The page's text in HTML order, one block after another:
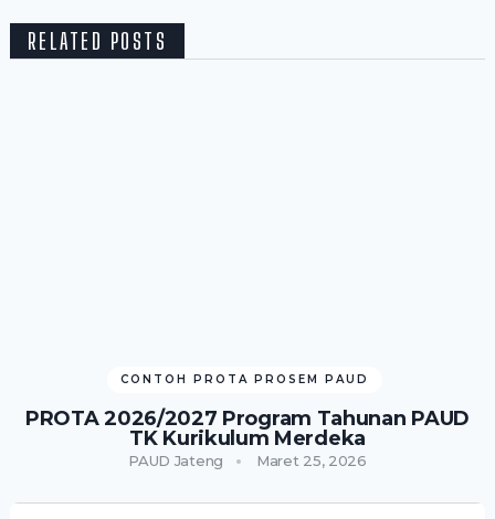
RELATED POSTS
CONTOH PROTA PROSEM PAUD
PROTA 2026/2027 Program Tahunan PAUD
TK Kurikulum Merdeka
PAUD Jateng Maret 25, 2026